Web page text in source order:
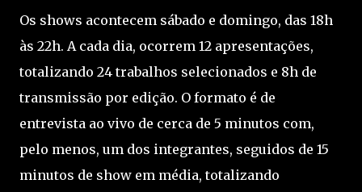
Os shows acontecem sábado e domingo, das 18h
às 22h. A cada dia, ocorrem 12 apresentações,
totalizando 24 trabalhos selecionados e 8h de
transmissão por edição. O formato é de
entrevista ao vivo de cerca de 5 minutos com,
pelo menos, um dos integrantes, seguidos de 15
minutos de show em média, totalizando